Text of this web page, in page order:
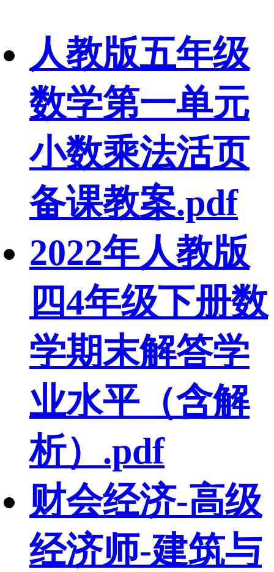
人教版五年级
数学第一单元
小数乘法活页
备课教案.pdf
2022年人教版
四4年级下册数
学期末解答学
业水平（含解
析）.pdf
财会经济-高级
经济师-建筑与